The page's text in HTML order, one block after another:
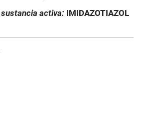
activa: IMIDAZOTIAZOL